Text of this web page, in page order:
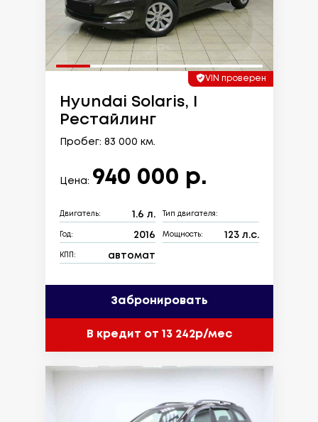
VIN проверен
Hyundai Solaris, I
Рестайлинг
Пробег: 83 000 км.
Цена: 940 000 р.
Двигатель: 1.6 л. Тип двигателя:
Год: 2016 Мощность: 123 л.с.
КПП: автомат
Забронировать
В кредит от 13 242р/мес